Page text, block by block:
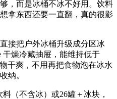
，而是冰桶不冰不好用。饮料
拿东西还要一直翻，真的很影
接把户外冰桶升级成分区冰
干燥冷藏抽屉，能维持低于
干爽，不用再把食物泡在冰水
纳。
（不含冰）或26罐＋冰块，